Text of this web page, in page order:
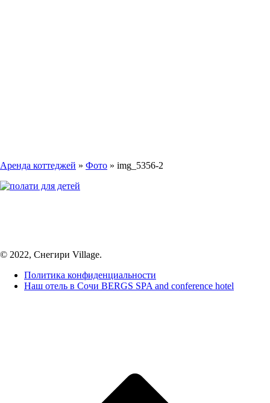
Аренда коттеджей » Фото » img_5356-2
© 2022, Снегири Village.
Политика конфиденциальности
Наш отель в Сочи BERGS SPA and conference hotel